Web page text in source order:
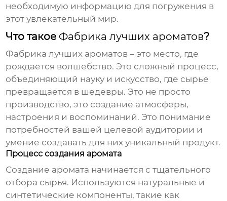
необходимую информацию для погружения в
этот увлекательный мир.
Что такое Фабрика лучших ароматов?
Фабрика лучших ароматов – это место, где
рождается волшебство. Это сложный процесс,
объединяющий науку и искусство, где сырье
превращается в шедевры. Это не просто
производство, это создание атмосферы,
настроения и воспоминаний. Это понимание
потребностей вашей целевой аудитории и
умение создавать для них уникальный продукт.
Процесс создания аромата
Создание аромата начинается с тщательного
отбора сырья. Используются натуральные и
синтетические компоненты, такие как